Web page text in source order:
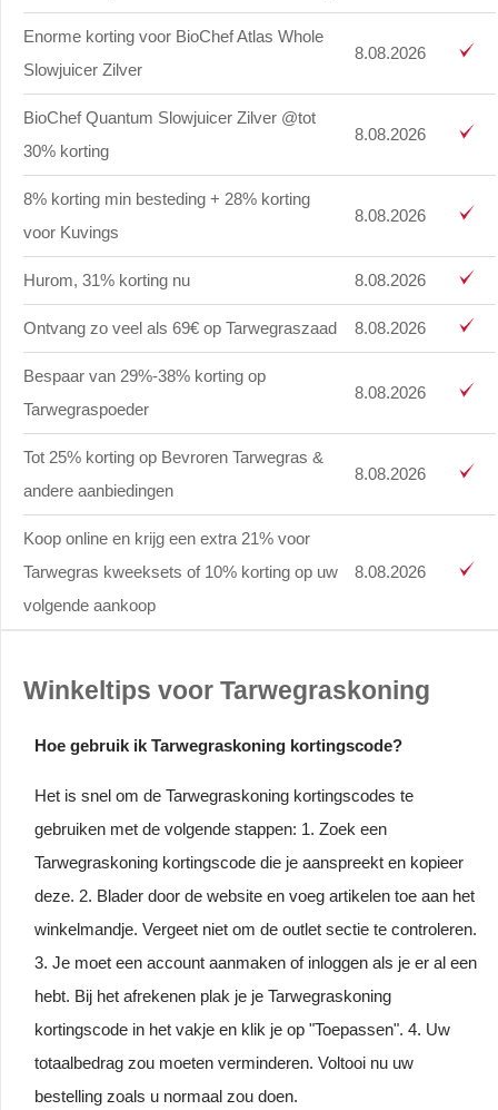
Enorme korting voor BioChef Atlas Whole
Slowjuicer Zilver
8.08.2026
BioChef Quantum Slowjuicer Zilver @tot
30% korting
8.08.2026
8% korting min besteding + 28% korting
voor Kuvings
8.08.2026
Hurom, 31% korting nu 8.08.2026
Ontvang zo veel als 69€ op Tarwegraszaad 8.08.2026
Bespaar van 29%-38% korting op
Tarwegraspoeder
8.08.2026
Tot 25% korting op Bevroren Tarwegras &
andere aanbiedingen
8.08.2026
Koop online en krijg een extra 21% voor
Tarwegras kweeksets of 10% korting op uw
volgende aankoop
8.08.2026
Winkeltips voor Tarwegraskoning
Hoe gebruik ik Tarwegraskoning kortingscode?
Het is snel om de Tarwegraskoning kortingscodes te
gebruiken met de volgende stappen: 1. Zoek een
Tarwegraskoning kortingscode die je aanspreekt en kopieer
deze. 2. Blader door de website en voeg artikelen toe aan het
winkelmandje. Vergeet niet om de outlet sectie te controleren.
3. Je moet een account aanmaken of inloggen als je er al een
hebt. Bij het afrekenen plak je je Tarwegraskoning
kortingscode in het vakje en klik je op "Toepassen". 4. Uw
totaalbedrag zou moeten verminderen. Voltooi nu uw
bestelling zoals u normaal zou doen.